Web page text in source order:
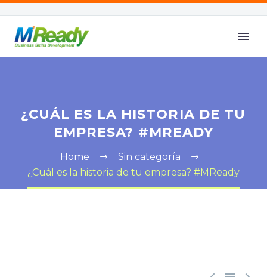
¿CUÁL ES LA HISTORIA DE TU
EMPRESA? #MREADY
Home
Sin categoría
¿Cuál es la historia de tu empresa? #MReady